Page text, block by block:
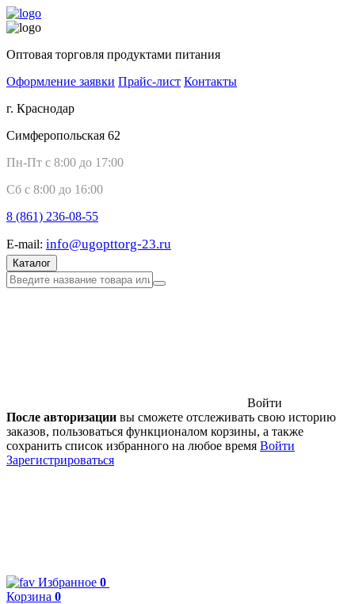
Оптовая торговля продуктами питания
Оформление заявки Прайс-лист Контакты
г. Краснодар
Симферопольская 62
Пн-Пт с 8:00 до 17:00
Сб с 8:00 до 16:00
8 (861) 236-08-55
E-mail: info@ugopttorg-23.ru
Каталог
Войти
После авторизации вы сможете отслеживать свою историю
заказов, пользоваться функционалом корзины, а также
сохранить список избранного на любое время Войти
Зарегистрироваться
Избранное 0
Корзина 0